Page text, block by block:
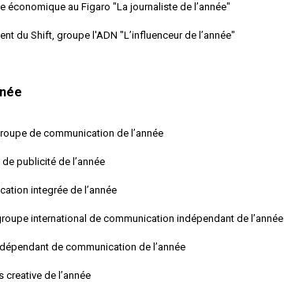
économique au Figaro "La journaliste de l’année"
du Shift, groupe l'ADN "L’influenceur de l’année"
de communication de l’année
publicité de l’année
integrée de l’année
international de communication indépendant de l’année
de communication de l’année
creative de l’année